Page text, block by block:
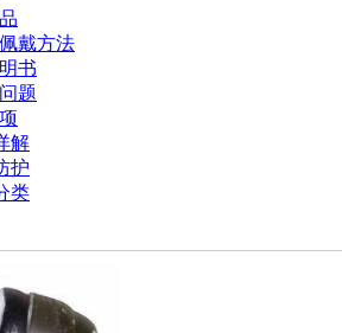
戴方法
书
题
解
护
类